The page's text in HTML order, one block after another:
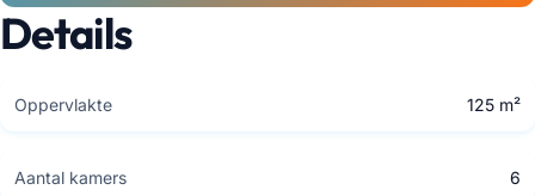
Details
Oppervlakte 125 m²
Aantal kamers 6